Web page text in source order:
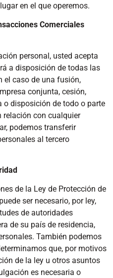
en el que operemos.
Comerciales
personal, usted acepta
a disposición de todas las
el caso de una fusión,
conjunta, cesión,
o disposición de todo o parte
relación con cualquier
podemos transferir
al tercero
de la Ley de Protección de
ser necesario, por ley,
de autoridades
de su país de residencia,
También podemos
que, por motivos
de la ley u otros asuntos
es necesaria o